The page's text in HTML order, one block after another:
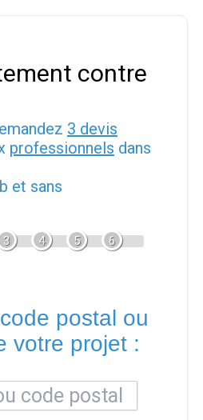
contre
3 devis
professionnels dans
et sans
3 4 5 6
postal ou
votre projet :